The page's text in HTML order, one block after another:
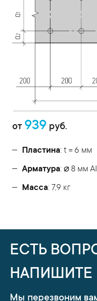
от 939 руб.
Пластина: t = 6 мм
Арматура: ⌀ 8 мм
Масса: 7,9 кг
ЕСТЬ
НАПИШИТЕ
Мы перезвоним